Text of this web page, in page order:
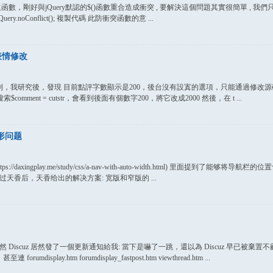
數，剛好與jQuery默認的$()函數重合造成衝突 , 要解決這個問題其實很簡單 , 我
複製代碼 此防衝突函數的意 ...
情修改
我研究後，發現 目前點評字數顯示是200，後台沒有設寘的選項，只能通過修改
索$comment = cutstr，會看到後面有個數字200，將它改成2000 然後，在 t ...
问题
daxingplay.me/study/css/a-nav-with-auto-width.html) 里面提到了能够将导航栏的
天香后，天香给出的解决方案: 宽版和窄版的 ...
Discuz 居然發了一個更新通知給我: 當下是嚇了一跳，還以為 Discuz 早已被棄置
連 forumdisplay.htm forumdisplay_fastpost.htm viewthread.htm ...